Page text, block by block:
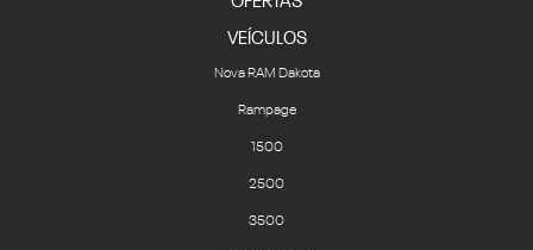
VEÍCULOS
Nova RAM Dakota
Rampage
1500
2500
3500